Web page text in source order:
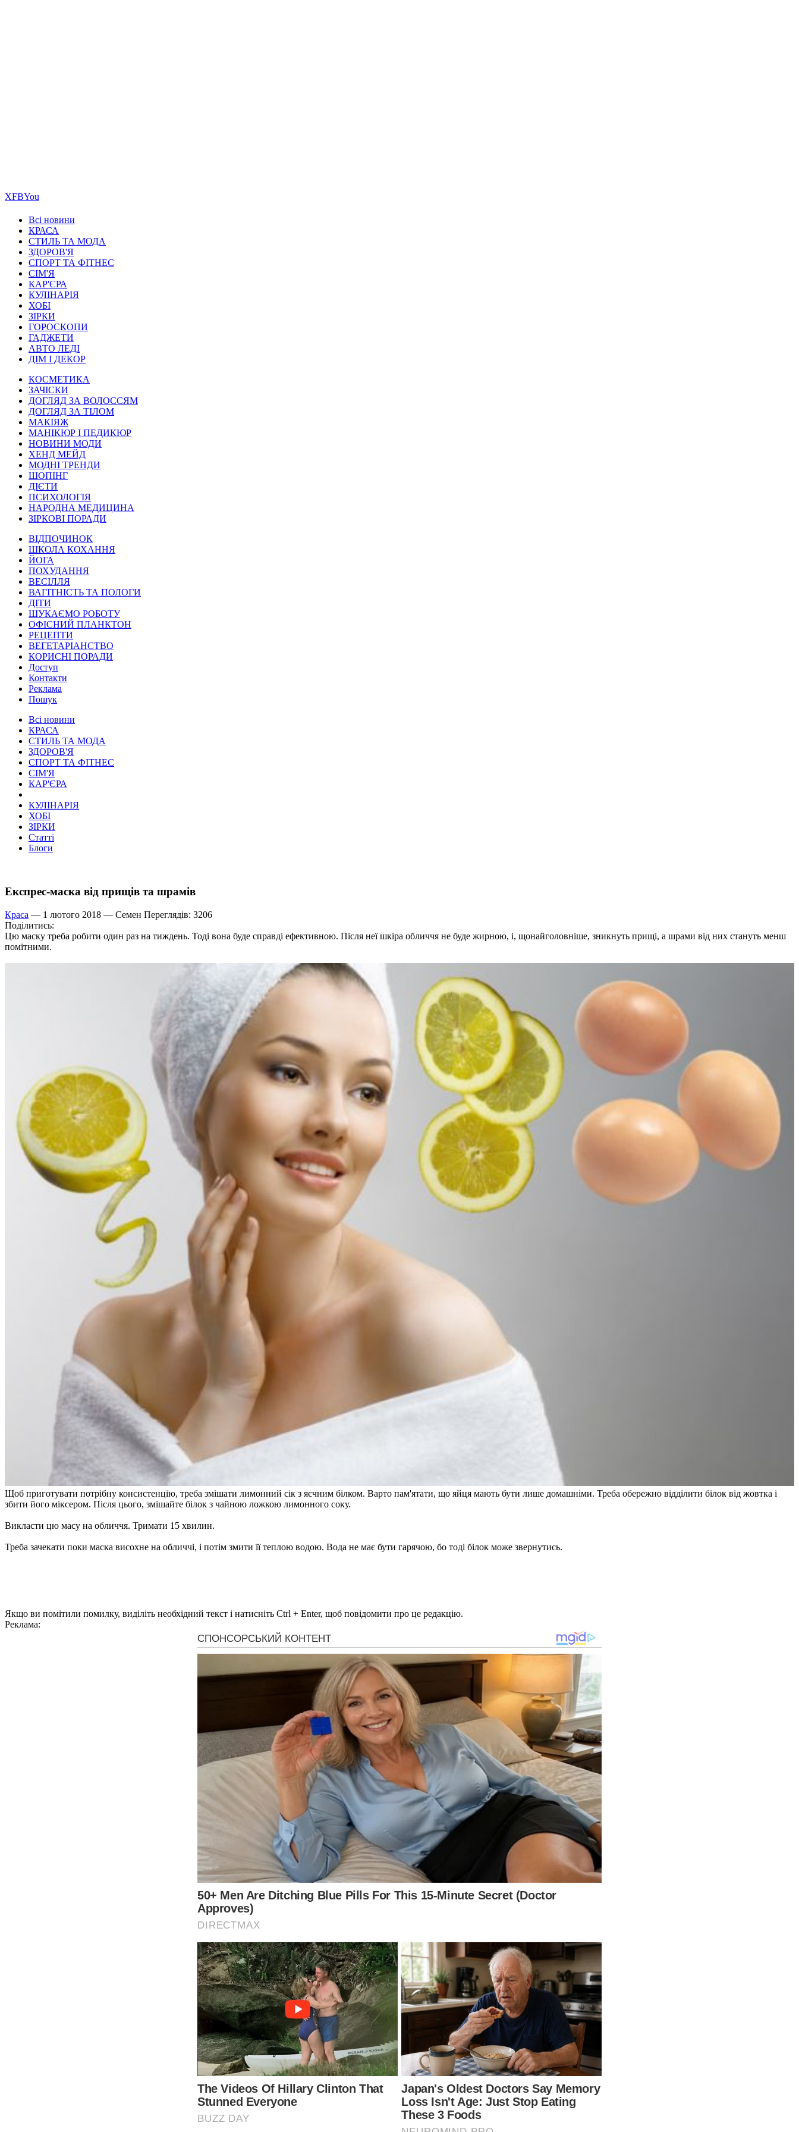
ХFBYou
Всі новини
КРАСА
СТИЛЬ ТА МОДА
ЗДОРОВ'Я
СПОРТ ТА ФІТНЕС
СІМ'Я
КАР'ЄРА
КУЛІНАРІЯ
ХОБІ
ЗІРКИ
ГОРОСКОПИ
ГАДЖЕТИ
АВТО ЛЕДІ
ДІМ І ДЕКОР
КОСМЕТИКА
ЗАЧІСКИ
ДОГЛЯД ЗА ВОЛОССЯМ
ДОГЛЯД ЗА ТІЛОМ
МАКІЯЖ
МАНІКЮР І ПЕДИКЮР
НОВИНИ МОДИ
ХЕНД МЕЙД
МОДНІ ТРЕНДИ
ШОПІНГ
ДІЄТИ
ПСИХОЛОГІЯ
НАРОДНА МЕДИЦИНА
ЗІРКОВІ ПОРАДИ
ВІДПОЧИНОК
ШКОЛА КОХАННЯ
ЙОГА
ПОХУДАННЯ
ВЕСІЛЛЯ
ВАГІТНІСТЬ ТА ПОЛОГИ
ДІТИ
ШУКАЄМО РОБОТУ
ОФІСНИЙ ПЛАНКТОН
РЕЦЕПТИ
ВЕГЕТАРІАНСТВО
КОРИСНІ ПОРАДИ
Доступ
Контакти
Реклама
Пошук
Всі новини
КРАСА
СТИЛЬ ТА МОДА
ЗДОРОВ'Я
СПОРТ ТА ФІТНЕС
СІМ'Я
КАР'ЄРА
КУЛІНАРІЯ
ХОБІ
ЗІРКИ
Статті
Блоги
Експрес-маска від прищів та шрамів
Краса — 1 лютого 2018 — Семен Переглядів: 3206
Поділитись:
Цю маску треба робити один раз на тиждень. Тоді вона буде справді ефективною. Після неї шкіра обличчя не буде жирною, і, щонайголовніше, зникнуть прищі, а шрами від них стануть менш
помітними.
Щоб приготувати потрібну консистенцію, треба змішати лимонний сік з яєчним білком. Варто пам'ятати, що яйця мають бути лише домашніми. Треба обережно відділити білок від жовтка і
збити його міксером. Після цього, змішайте білок з чайною ложкою лимонного соку.
Викласти цю масу на обличчя. Тримати 15 хвилин.
Треба зачекати поки маска висохне на обличчі, і потім змити її теплою водою. Вода не має бути гарячою, бо тоді білок може звернутись.
Якщо ви помітили помилку, виділіть необхідний текст і натисніть Ctrl + Enter, щоб повідомити про це редакцію.
Реклама: